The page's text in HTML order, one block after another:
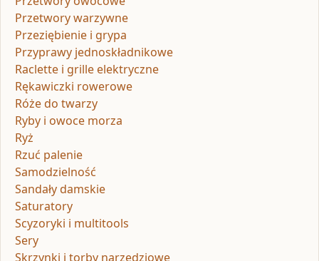
Przetwory warzywne
Przeziębienie i grypa
Przyprawy jednoskładnikowe
Raclette i grille elektryczne
Rękawiczki rowerowe
Róże do twarzy
Ryby i owoce morza
Ryż
Rzuć palenie
Samodzielność
Sandały damskie
Saturatory
Scyzoryki i multitools
Sery
Skrzynki i torby narzędziowe